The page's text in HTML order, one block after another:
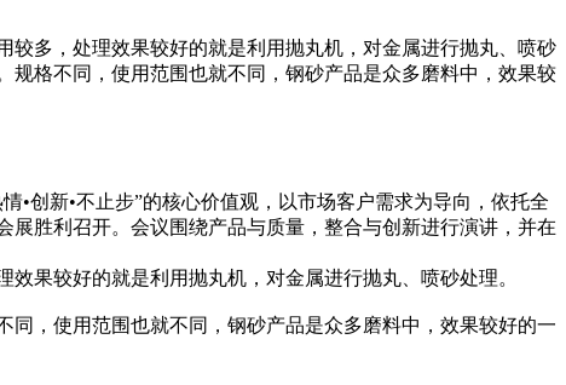
多，处理效果较好的就是利用抛丸机，对金属进行抛丸、喷砂
格不同，使用范围也就不同，钢砂产品是众多磨料中，效果较
•创新•不止步”的核心价值观，以市场客户需求为导向，依托全
胜利召开。会议围绕产品与质量，整合与创新进行演讲，并在
果较好的就是利用抛丸机，对金属进行抛丸、喷砂处理。
，使用范围也就不同，钢砂产品是众多磨料中，效果较好的一